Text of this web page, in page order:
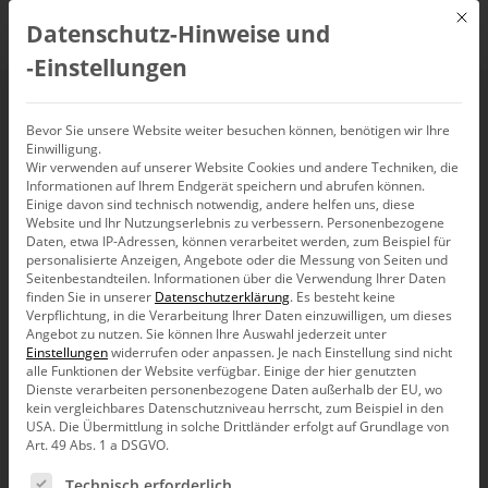
Meet the Experts –
DeltaMaster ETL
(16.12.2021)
16. Dezember 2021, 14:00–16:00Uhr, Bissantz Campus
(virtuell)
Mit
Datenschutz-Hinweise und
‑Einstellungen
Bevor Sie unsere Website weiter besuchen können, benötigen wir Ihre
Einwilligung.
Wir verwenden auf unserer Website Cookies und andere Techniken, die
Informationen auf Ihrem Endgerät speichern und abrufen können.
Einige davon sind technisch notwendig, andere helfen uns, diese
Website und Ihr Nutzungserlebnis zu verbessern. Personenbezogene
Daten, etwa IP-Adressen, können verarbeitet werden, zum Beispiel für
personalisierte Anzeigen, Angebote oder die Messung von Seiten und
Seitenbestandteilen. Informationen über die Verwendung Ihrer Daten
finden Sie in unserer Datenschutzerklärung. Es besteht keine
Verpflichtung, in die Verarbeitung Ihrer Daten einzuwilligen, um dieses
Angebot zu nutzen.Sie können Ihre Auswahl jederzeit unter
Einstellungenwiderrufen oder anpassen. Je nach Einstellung sind nicht
alle Funktionen der Website verfügbar. Einige der hier genutzten
Dienste verarbeiten personenbezogene Daten außerhalb der EU, wo
kein vergleichbares Datenschutzniveau herrscht, zum Beispiel in den
USA. Die Übermittlung in solche Drittländer erfolgt auf Grundlage von
Art. 49 Abs. 1 a DSGVO.
Es folgt eine Liste der Service-Gruppen, für die eine